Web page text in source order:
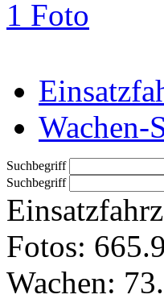
1 Foto
Wachen-
Suchbegriff
Suchbegriff
Fotos:
Wachen: